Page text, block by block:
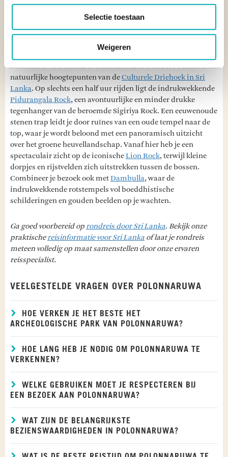
Selectie toestaan
Weigeren
POLONNARUWA COMBINEREN MET ANDERE
BESTEMMINGEN IN DE CULTURELE DRIEHOEK
Polonnaruwa isideaal te combinerenmet andere culturele en
natuurlijke hoogtepunten van deCulturele Driehoek in Sri
Lanka. Op slechts een half uur rijden ligt de indrukwekkende
Pidurangala Rock, een avontuurlijke en minder drukke
tegenhanger van de beroemde Sigiriya Rock. Een eeuwenoude
stenen trap leidt je door ruïnes van een oude tempel naar de
top, waar je wordt beloond met een panoramisch uitzicht
over het groene heuvellandschap. Vanaf hier heb je een
spectaculair zicht op de iconischeLion Rock, terwijl kleine
dorpjes en rijstvelden zich uitstrekken tussen de bossen.
Combineer je bezoek ook metDambulla, waar de
indrukwekkende rotstempels vol boeddhistische
schilderingen en gouden beelden op je wachten.
Ga goed voorbereid oprondreis door Sri Lanka. Bekijk onze
praktischereisinformatie voor Sri Lanka of laat je rondreis
meteen volledig op maat samenstellen door onze ervaren
reisspecialist.
VEELGESTELDE VRAGEN OVER POLONNARUWA
HOE VERKEN JE HET BESTE HET
ARCHEOLOGISCHE PARK VAN POLONNARUWA?
HOE LANG HEB JE NODIG OM POLONNARUWA TE
VERKENNEN?
WELKE GEBRUIKEN MOET JE RESPECTEREN BIJ
EEN BEZOEK AAN POLONNARUWA?
WAT ZIJN DE BELANGRIJKSTE
BEZIENSWAARDIGHEDEN IN POLONNARUWA?